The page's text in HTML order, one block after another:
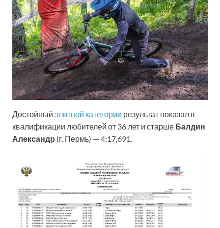
Достойный элитной категории результат показал в
квалификации любителей от 36 лет и старше Балдин
Александр (г. Пермь) — 4:17,691.